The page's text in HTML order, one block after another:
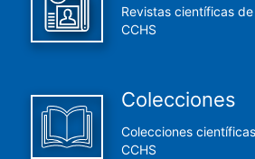
Revistas científicas
CCHS
Colecciones
Colecciones
CCHS